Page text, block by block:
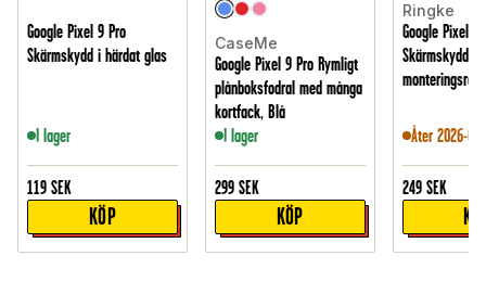
Google Pixel 9 Pro
Skärmskydd i härdat glas
I lager
119 SEK
KÖP
CaseMe
Google Pixel 9 Pro Rymligt
plånboksfodral med många
kortfack, Blå
I lager
299 SEK
KÖP
Ringke
Google Pixel 9
Skärmskydd i
Åter 2026-
249 SEK